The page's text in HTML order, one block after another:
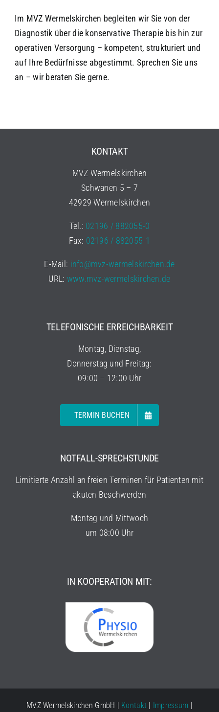
Im MVZ Wermelskirchen begleiten wir Sie von der
Diagnostik über die konservative Therapie bis hin zur
operativen Versorgung – kompetent, strukturiert und
auf Ihre Bedürfnisse abgestimmt. Sprechen Sie uns
an – wir beraten Sie gerne.
KONTAKT
MVZ Wermelskirchen
Schwanen 5 – 7
42929 Wermelskirchen
Tel.: 02196 / 882055-0
Fax: 02196 / 882055-1
E-Mail: info@mvz-wermelskirchen.de
URL: www.mvz-wermelskirchen.de
TELEFONISCHE ERREICHBARKEIT
Montag, Dienstag,
Donnerstag und Freitag:
09:00 – 12:00 Uhr
TERMIN BUCHEN
NOTFALL-SPRECHSTUNDE
Limitierte Anzahl an freien Terminen für Patienten mit
akuten Beschwerden
Montag und Mittwoch
um 08:00 Uhr
IN KOOPERATION MIT:
MVZ Wermelskirchen GmbH | Kontakt | Impressum |